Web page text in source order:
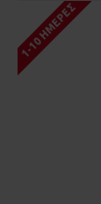
1-10 ΗΜΈΡΕΣ